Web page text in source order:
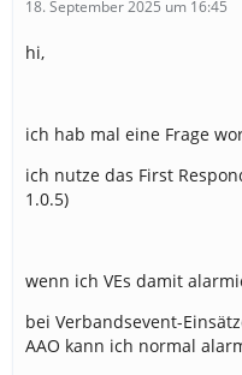
18. September 2025 um 16:45
hi,
ich hab mal eine Frage
ich nutze das First
1.0.5)
wenn ich VEs damit
bei Verbandsevent-
AAO kann ich normal